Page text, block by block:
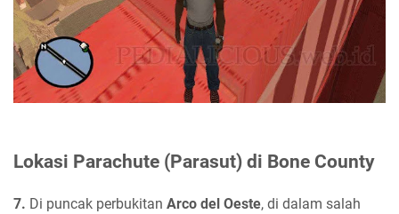
Lokasi Parachute (Parasut) di Bone County
7. Di puncak perbukitan Arco del Oeste, di dalam salah